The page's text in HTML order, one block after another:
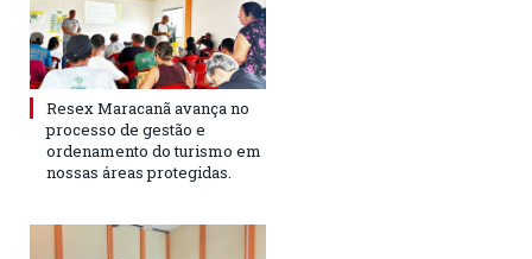
Resex Maracanã avança no
processo de gestão e
ordenamento do turismo em
nossas áreas protegidas.